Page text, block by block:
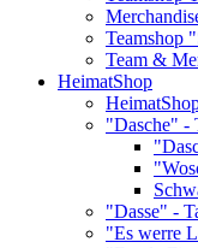
Teamshop
Team &
HeimatShop
"Dasche" -
"Dasse" -
"Es werre